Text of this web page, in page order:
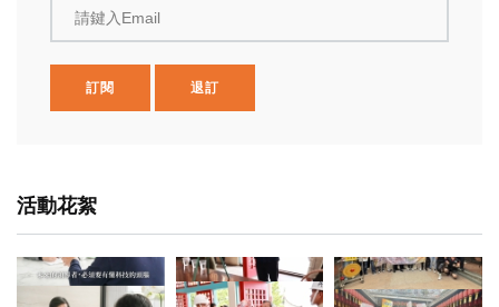
請鍵入Email
訂閱 退訂
活動花絮